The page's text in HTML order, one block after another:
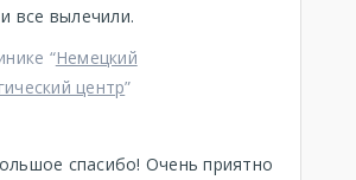
все вылечили.
“Немецкий
центр”
спасибо! Очень приятно